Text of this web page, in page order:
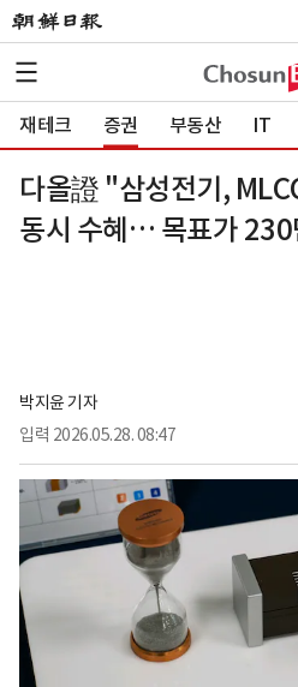
재테크 증권 부동산 IT
다올證 "삼성전기,
동시 수혜… 목표가
박지윤 기자
입력 2026.05.28. 08:47